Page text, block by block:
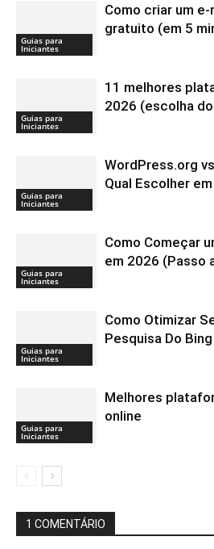
Guias para
Iniciantes
Como criar um
gratuito (em 5
Guias para
Iniciantes
11 melhores
2026 (escolha
Guias para
Iniciantes
WordPress.org
Qual Escolher
Guias para
Iniciantes
Como Começar
em 2026 (Passo
Guias para
Iniciantes
Como Otimizar
Pesquisa Do Bing
Guias para
Iniciantes
Melhores
online
1 COMENTÁRIO